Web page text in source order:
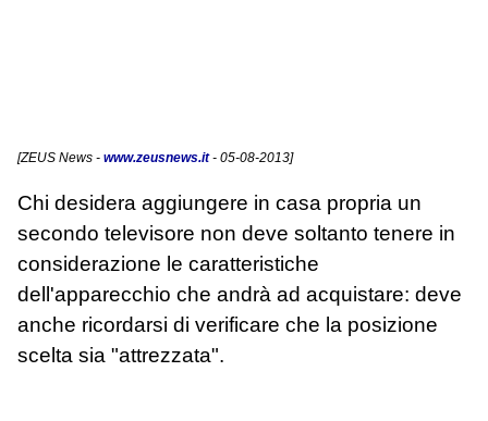
[ZEUS News - www.zeusnews.it- 05-08-2013]
Chi desidera aggiungere in casa propria un
secondo televisore non deve soltanto tenere in
considerazione le caratteristiche
dell'apparecchio che andrà ad acquistare: deve
anche ricordarsi di verificare che la posizione
scelta sia "attrezzata".